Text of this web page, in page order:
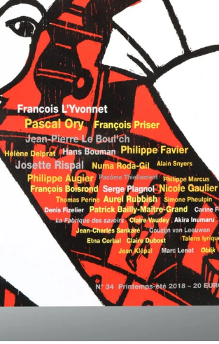
Area revue n°34 – Curiosités